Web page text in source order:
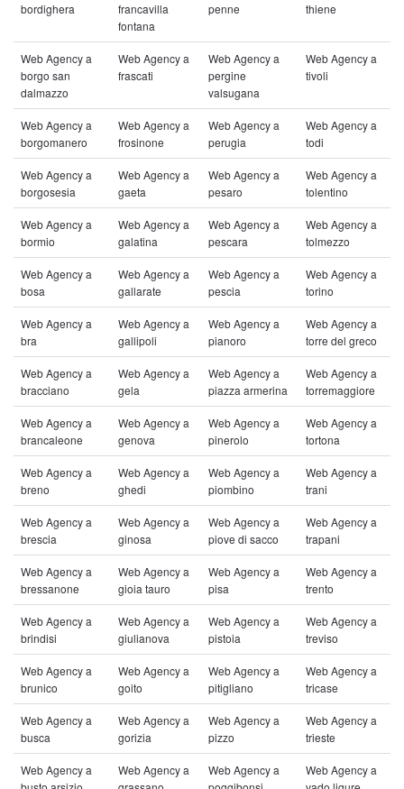
bordighera
francavilla
fontana
penne
thiene
Web Agency a
borgo san
dalmazzo
Web Agency a
frascati
Web Agency a
pergine
valsugana
Web Agency a
tivoli
Web Agency a
borgomanero
Web Agency a
frosinone
Web Agency a
perugia
Web Agency a
todi
Web Agency a
borgosesia
Web Agency a
gaeta
Web Agency a
pesaro
Web Agency a
tolentino
Web Agency a
bormio
Web Agency a
galatina
Web Agency a
pescara
Web Agency a
tolmezzo
Web Agency a
bosa
Web Agency a
gallarate
Web Agency a
pescia
Web Agency a
torino
Web Agency a
bra
Web Agency a
gallipoli
Web Agency a
pianoro
Web Agency a
torre del greco
Web Agency a
bracciano
Web Agency a
gela
Web Agency a
piazza armerina
Web Agency a
torremaggiore
Web Agency a
brancaleone
Web Agency a
genova
Web Agency a
pinerolo
Web Agency a
tortona
Web Agency a
breno
Web Agency a
ghedi
Web Agency a
piombino
Web Agency a
trani
Web Agency a
brescia
Web Agency a
ginosa
Web Agency a
piove di sacco
Web Agency a
trapani
Web Agency a
bressanone
Web Agency a
gioia tauro
Web Agency a
pisa
Web Agency a
trento
Web Agency a
brindisi
Web Agency a
giulianova
Web Agency a
pistoia
Web Agency a
treviso
Web Agency a
brunico
Web Agency a
goito
Web Agency a
pitigliano
Web Agency a
tricase
Web Agency a
busca
Web Agency a
gorizia
Web Agency a
pizzo
Web Agency a
trieste
Web Agency a
Web Agency a
Web Agency a
Web Agency a